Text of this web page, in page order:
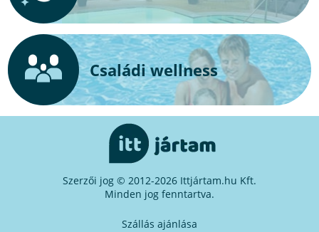
Családi wellness
Szerzői jog © 2012-2026 Ittjártam.hu Kft.
Minden jog fenntartva.
Szállás ajánlása